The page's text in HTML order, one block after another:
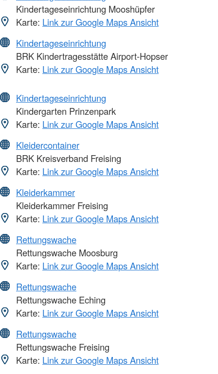
Kindertageseinrichtung Mooshüpfer
Karte: Link zur Google Maps Ansicht
Kindertageseinrichtung
BRK Kindertragesstätte Airport-Hopser
Karte: Link zur Google Maps Ansicht
Kindertageseinrichtung
Kindergarten Prinzenpark
Karte: Link zur Google Maps Ansicht
Kleidercontainer
BRK Kreisverband Freising
Karte: Link zur Google Maps Ansicht
Kleiderkammer
Kleiderkammer Freising
Karte: Link zur Google Maps Ansicht
Rettungswache
Rettungswache Moosburg
Karte: Link zur Google Maps Ansicht
Rettungswache
Rettungswache Eching
Karte: Link zur Google Maps Ansicht
Rettungswache
Rettungswache Freising
Karte: Link zur Google Maps Ansicht